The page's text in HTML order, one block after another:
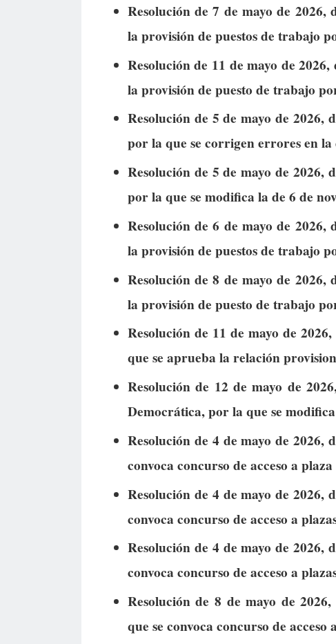
Resolución de 7 de mayo de
la provisión de puestos de trabajo
Resolución de 11 de mayo de
la provisión de puesto de trabajo
Resolución de 5 de mayo de
por la que se corrigen errores en la
Resolución de 5 de mayo de
por la que se modifica la de 6 de
Resolución de 6 de mayo de
la provisión de puestos de trabajo
Resolución de 8 de mayo de
la provisión de puesto de trabajo
Resolución de 11 de mayo de
que se aprueba la relación
Resolución de 12 de mayo de
Democrática, por la que se
Resolución de 4 de mayo de
convoca concurso de acceso a
Resolución de 4 de mayo de
convoca concurso de acceso a
Resolución de 4 de mayo de
convoca concurso de acceso a
Resolución de 8 de mayo de
que se convoca concurso de acceso